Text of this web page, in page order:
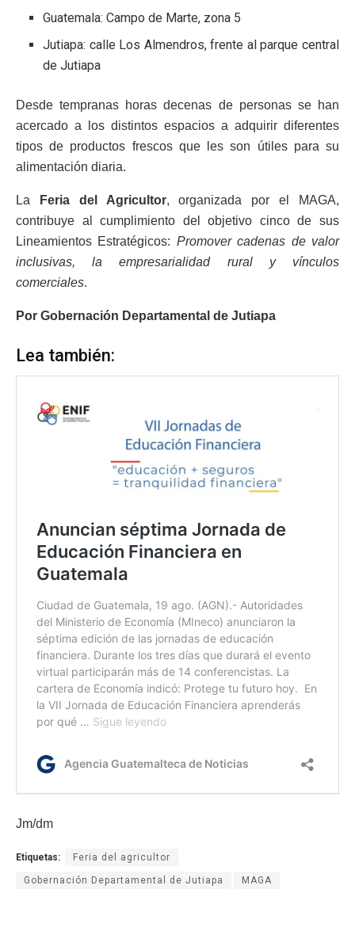
Guatemala: Campo de Marte, zona 5
Jutiapa: calle Los Almendros, frente al parque central
de Jutiapa
Desde tempranas horas decenas de personas se han
acercado a los distintos espacios a adquirir diferentes
tipos de productos frescos que les son útiles para su
alimentación diaria.
La Feria del Agricultor, organizada por el MAGA,
contribuye al cumplimiento del objetivo cinco de sus
Lineamientos Estratégicos: Promover cadenas de valor
inclusivas, la empresarialidad rural y vínculos
comerciales.
Por Gobernación Departamental de Jutiapa
Lea también:
Jm/dm
Etiquetas: Feria del agricultor
Gobernación Departamental de Jutiapa MAGA